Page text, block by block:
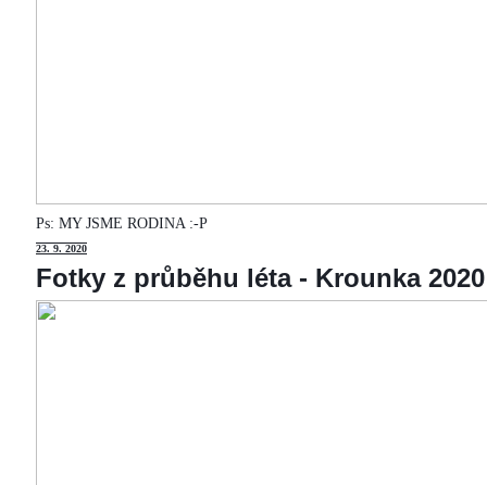
Ps: MY JSME RODINA :-P
23. 9. 2020
Fotky z průběhu léta - Krounka